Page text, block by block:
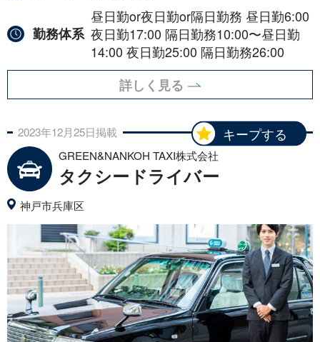
勤務体系
昼日勤or夜日勤or隔日勤務 昼日勤6:00
夜日勤17:00 隔日勤務10:00〜昼日勤
14:00 夜日勤25:00 隔日勤務26:00
詳しく見る
キープする
2023年12月25日掲載
GREEN&NANKOH TAXI株式会社
タクシードライバー
神戸市兵庫区